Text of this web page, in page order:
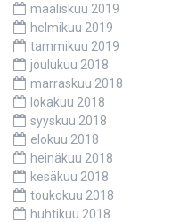
maaliskuu 2019
helmikuu 2019
tammikuu 2019
joulukuu 2018
marraskuu 2018
lokakuu 2018
syyskuu 2018
elokuu 2018
heinäkuu 2018
kesäkuu 2018
toukokuu 2018
huhtikuu 2018